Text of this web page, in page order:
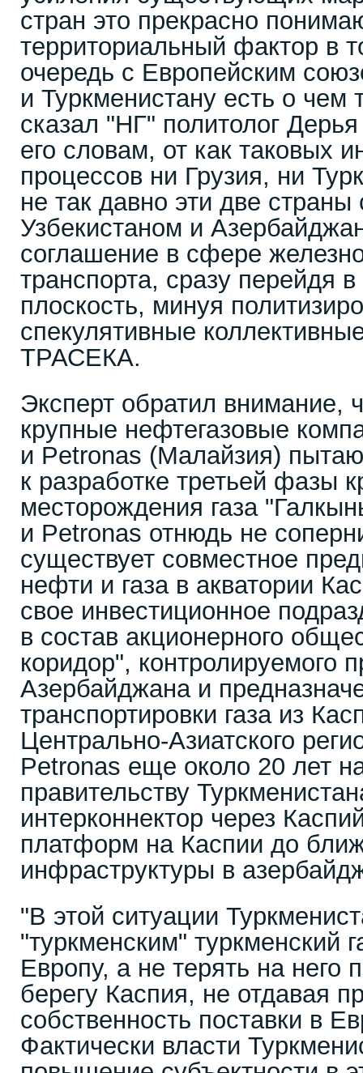
стран это прекрасно
территориальный фактор в
очередь с Европейским
и Туркменистану есть о чем
сказал "НГ" политолог
его словам, от как таковых
процессов ни Грузия, ни
не так давно эти две страны
Узбекистаном и
соглашение в сфере
транспорта, сразу перейдя
плоскость, минуя
спекулятивные
ТРАСЕКА.
Эксперт обратил внимание,
крупные нефтегазовые
и Petronas (Малайзия)
к разработке третьей фазы
месторождения газа
и Petronas отнюдь не
существует совместное
нефти и газа в акватории
свое инвестиционное
в состав акционерного
коридор", контролируемого
Азербайджана и
транспортировки газа из
Центрально-Азиатского
Petronas еще около 20 лет
правительству
интерконнектор через
платформ на Каспии до
инфраструктуры в
"В этой ситуации
"туркменским" туркменский
Европу, а не терять на него
берегу Каспия, не отдавая
собственность поставки в
Фактически власти